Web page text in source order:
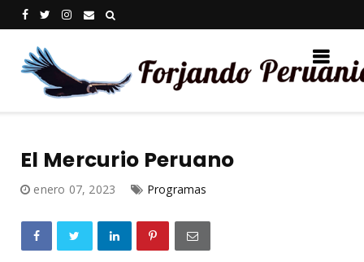
El Mercurio Peruano
enero 07, 2023 Programas